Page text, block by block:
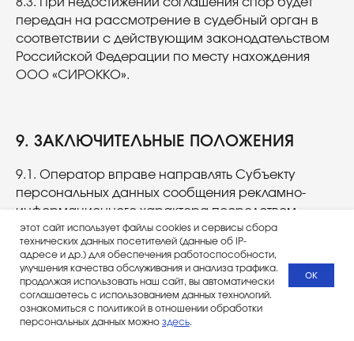
передан на рассмотрение в судебный орган в
соответствии с действующим законодательством
Российской Федерации по месту нахождения
ООО «СИРОККО».
9. ЗАКЛЮЧИТЕЛЬНЫЕ ПОЛОЖЕНИЯ
9.1. Оператор вправе направлять Субъекту
персональных данных сообщения рекламно-
информационного характера посредством
электронной почты, сообщений в мессенджере и
СМС только при условии предварительного
согласия на получение рассылки, согласно части
1 статьи 18 Федерального закона от 13.03.2006 г. №
38-ФЗ «О рекламе». Согласие на получение
сообщений рекламного характера от Оператора
этот сайт использует файлы cookies и сервисы сбора
технических данных посетителей (данные об IP-
адресе и др.) для обеспечения работоспособности,
улучшения качества обслуживания и анализа трафика.
продолжая использовать наш сайт, вы автоматически
соглашаетесь с использованием данных технологий.
ознакомиться с политикой в отношении обработки
персональных данных можно здесь.
ок